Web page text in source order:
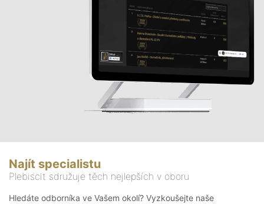
Najít specialistu
Plebiscit sdružuje těch nejlepších v oboru
Hledáte odborníka ve Vašem okolí? Vyzkoušejte naše